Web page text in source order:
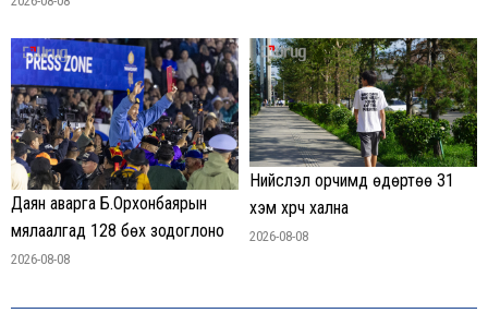
Даян аварга Б.Орхонбаярын
мялаалгад 128 бөх зодоглоно
2026-08-08
Нийслэл орчимд өдөртөө 31
хэм хүрч хална
2026-08-08